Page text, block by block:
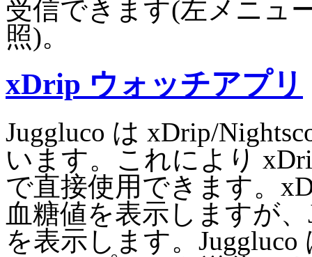
受信できます(左メニ
照)。
xDrip ウォッチアプリ
Juggluco は xDrip/
います。これにより
で直接使用できます。
血糖値を表示しますが
を表示します。